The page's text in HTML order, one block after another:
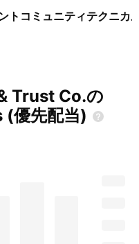
ト コミュニティテクニカ
Trust Co.の
(優先配当)